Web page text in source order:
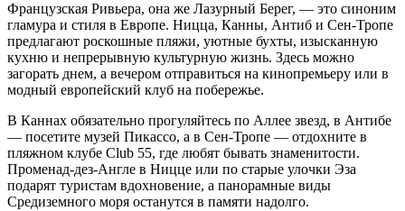
Французская Ривьера, она же Лазурный Берег, — это синоним
гламура и стиля в Европе. Ницца, Канны, Антиб и Сен-Тропе
предлагают роскошные пляжи, уютные бухты, изысканную
кухню и непрерывную культурную жизнь. Здесь можно
загорать днем, а вечером отправиться на кинопремьеру или в
модный европейский клуб на побережье.
В Каннах обязательно прогуляйтесь по Аллее звезд, в Антибе
— посетите музей Пикассо, а в Сен-Тропе — отдохните в
пляжном клубе Club 55, где любят бывать знаменитости.
Променад-дез-Англе в Ницце или по старые улочки Эза
подарят туристам вдохновение, а панорамные виды
Средиземного моря останутся в памяти надолго.